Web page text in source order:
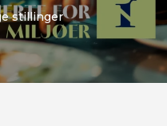
stillinger